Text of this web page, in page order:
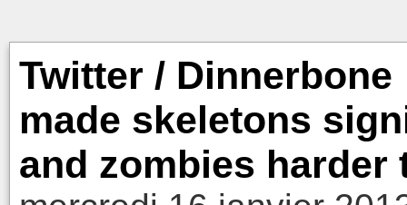
Twitter /
made skeletons
and zombies harder